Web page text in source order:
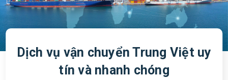
Dịch vụ vận chuyển Trung Việt uy
tín và nhanh chóng